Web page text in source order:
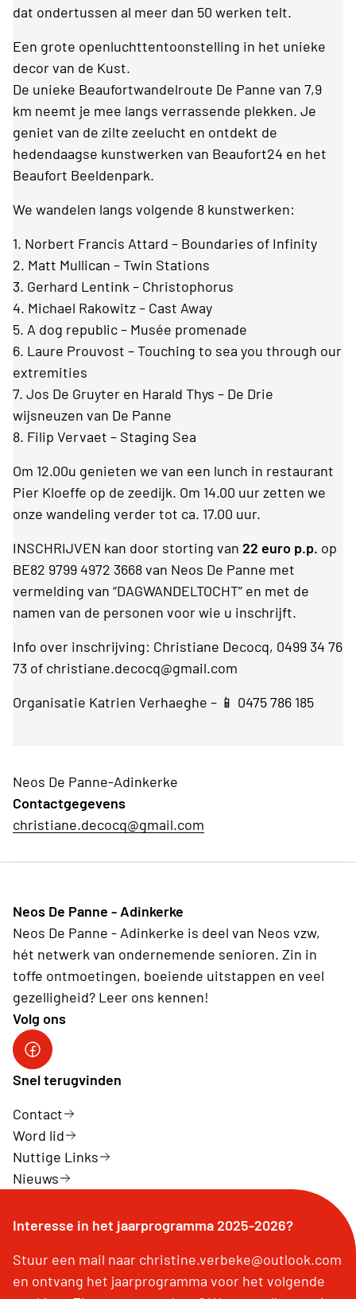
dat ondertussen al meer dan 50 werken telt.
Een grote openluchttentoonstelling in het unieke
decor van de Kust.
De unieke Beaufortwandelroute De Panne van 7,9
km neemt je mee langs verrassende plekken. Je
geniet van de zilte zeelucht en ontdekt de
hedendaagse kunstwerken van Beaufort24 en het
Beaufort Beeldenpark.
We wandelen langs volgende 8 kunstwerken:
1. Norbert Francis Attard – Boundaries of Infinity
2. Matt Mullican – Twin Stations
3. Gerhard Lentink – Christophorus
4. Michael Rakowitz – Cast Away
5. A dog republic – Musée promenade
6. Laure Prouvost – Touching to sea you through our
extremities
7. Jos De Gruyter en Harald Thys – De Drie
wijsneuzen van De Panne
8. Filip Vervaet – Staging Sea
Om 12.00u genieten we van een lunch in restaurant
Pier Kloeffe op de zeedijk. Om 14.00 uur zetten we
onze wandeling verder tot ca. 17.00 uur.
INSCHRIJVEN kan door storting van 22 euro p.p. op
BE82 9799 4972 3668 van Neos De Panne met
vermelding van “DAGWANDELTOCHT” en met de
namen van de personen voor wie u inschrijft.
Info over inschrijving: Christiane Decocq, 0499 34 76
73 of christiane.decocq@gmail.com
Organisatie Katrien Verhaeghe – 📱 0475 786 185
Neos De Panne-Adinkerke
Contactgegevens
christiane.decocq@gmail.com
Neos De Panne - Adinkerke
Neos De Panne - Adinkerke is deel van Neos vzw,
hét netwerk van ondernemende senioren. Zin in
toffe ontmoetingen, boeiende uitstappen en veel
gezelligheid? Leer ons kennen!
Volg ons
Facebookpagina Neos De Panne - Adinkerke
Snel terugvinden
Contact
Word lid
Nuttige Links
Nieuws
Interesse in het jaarprogramma 2025-2026?
Stuur een mail naar christine.verbeke@outlook.com
en ontvang het jaarprogramma voor het volgende